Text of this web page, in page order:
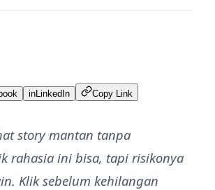
in LinkedIn Copy Link
story mantan tanpa
rahasia ini bisa, tapi risikonya
Klik sebelum kehilangan